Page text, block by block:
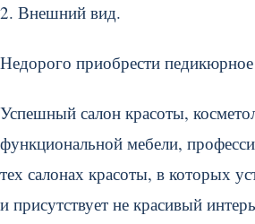
2. Внешний вид.
Недорого приобрести
Успешный салон красоты,
функциональной мебели,
тех салонах красоты, в которых
и присутствует не красивый